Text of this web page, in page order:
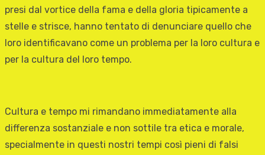
presi dal vortice della fama e della gloria tipicamente a
stelle e strisce, hanno tentato di denunciare quello che
loro identificavano come un problema per la loro cultura e
per la cultura del loro tempo.
Cultura e tempo mi rimandano immediatamente alla
differenza sostanziale e non sottile tra etica e morale,
specialmente in questi nostri tempi così pieni di falsi